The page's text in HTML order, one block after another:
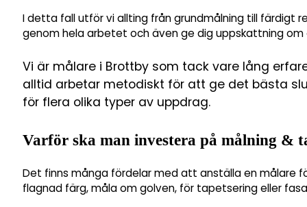
I detta fall utför vi allting från grundmålning till färdigt
genom hela arbetet och även ge dig uppskattning om
Vi är målare i Brottby som tack vare lång
alltid arbetar metodiskt för att ge det bästa
för flera olika typer av uppdrag.
Varför ska man investera på målning &
Det finns många fördelar med att anställa en målare
flagnad färg, måla om golven, för tapetsering eller